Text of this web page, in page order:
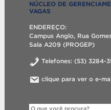
NÚCLEO DE
VAGAS
ENDEREÇO:
Campus Anglo, Rua
Sala A209 (PROGEP)
Telefones: (53) 3284-
clique para ver o e-